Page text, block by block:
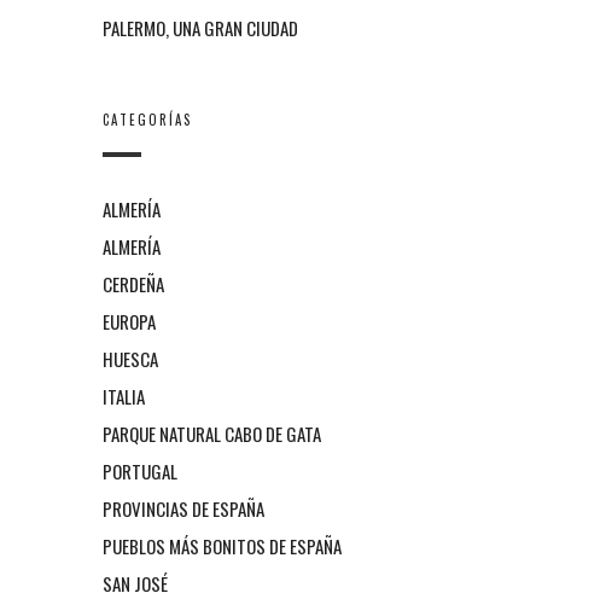
PALERMO, UNA GRAN CIUDAD
CATEGORÍAS
ALMERÍA
ALMERÍA
CERDEÑA
EUROPA
HUESCA
ITALIA
PARQUE NATURAL CABO DE GATA
PORTUGAL
PROVINCIAS DE ESPAÑA
PUEBLOS MÁS BONITOS DE ESPAÑA
SAN JOSÉ